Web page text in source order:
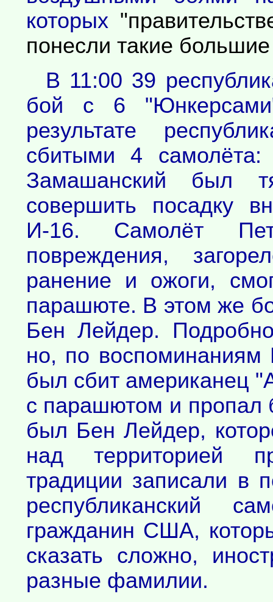
которых
понесли такие
В 11:00 39
бой с 6
результате
сбитыми 4
Замашанский был
совершить посадку
И-16. Самолёт
повреждения,
ранение и ожоги,
парашюте. В этом же
Бен Лейдер.
но, по воспоминаниям
был сбит американец
с парашютом и пропал
был Бен Лейдер,
над территорией
традиции записали в
республиканский
гражданин США,
сказать сложно,
разные фамилии.